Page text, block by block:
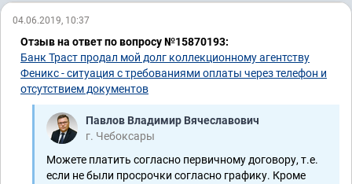
04.06.2019, 10:37
Отзыв на ответ по вопросу №15870193:
Банк Траст продал мой долг коллекционному агентству
Феникс - ситуация с требованиями оплаты через телефон и
отсутствием документов
Павлов Владимир Вячеславович
г. Чебоксары
Можете платить согласно первичному договору, т.е.
если не были просрочки согласно графику. Кроме